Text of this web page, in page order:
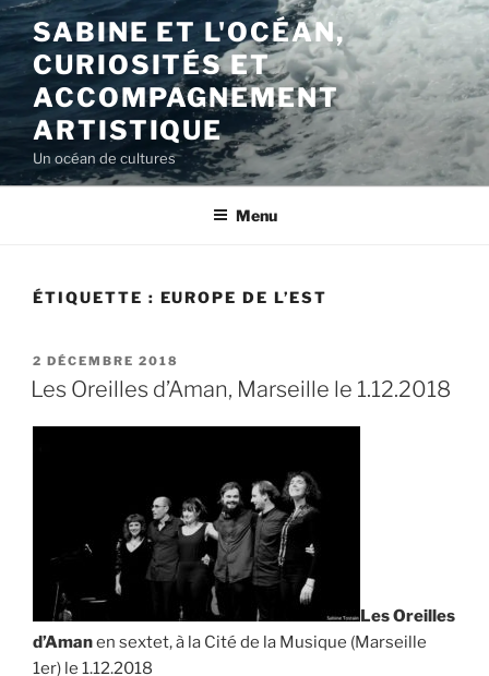
Aller
au
contenu
principal
SABINE ET L'OCÉAN,
CURIOSITÉS ET
ACCOMPAGNEMENT
ARTISTIQUE
Un océan de cultures
Menu
ÉTIQUETTE : EUROPE DE L’EST
PUBLIÉ
LE
2 DÉCEMBRE 2018
Les Oreilles d’Aman, Marseille le 1.12.2018
Les Oreilles
d’Amanen sextet, à la Cité de la Musique (Marseille
1er) le 1.12.2018